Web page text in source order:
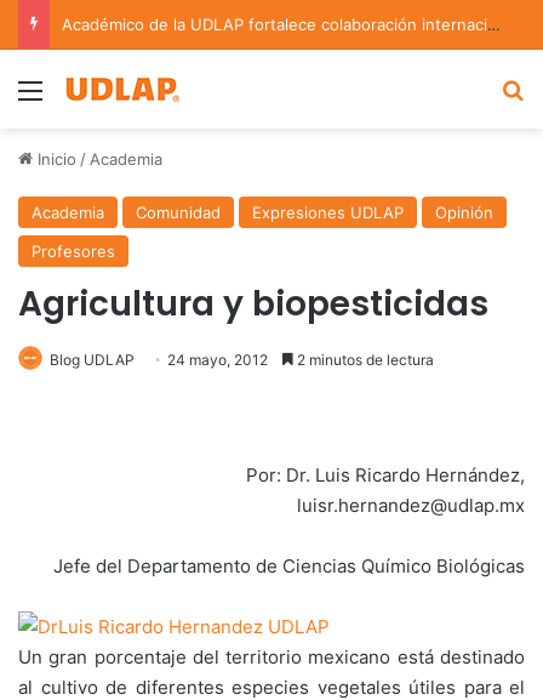
Académico de la UDLAP fortalece colaboración internacional con estancia de investigación en Argentina
Menu
Inicio / Academia
Academia Comunidad Expresiones UDLAP
Opinión
Profesores
Agricultura y biopesticidas
Blog UDLAP 24 mayo, 2012 2 minutos de lectura
Por: Dr. Luis Ricardo Hernández,
luisr.hernandez@udlap.mx
Jefe del Departamento de Ciencias Químico Biológicas
Un gran porcentaje del territorio mexicano está destinado
al cultivo de diferentes especies vegetales útiles para el